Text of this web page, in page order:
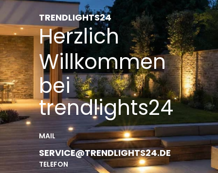
TRENDLIGHTS24
Herzlich
Willkommen
bei
trendlights24
MAIL
SERVICE@TRENDLIGHTS24.DE
TELEFON